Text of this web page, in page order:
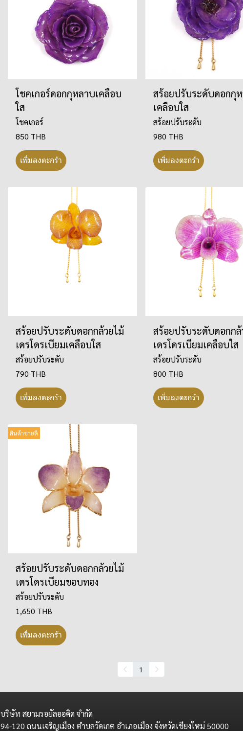
โชคเกอร์ดอกกุหลาบเคลือบ
ใส
โชคเกอร์
850 THB
เพิ่มลงตะกร้า
สร้อยปรับระดับดอกกุ
เคลือบใส
สร้อยปรับระดับ
980 THB
เพิ่มลงตะกร้า
สร้อยปรับระดับดอกกล้วยไม้
เดรโดรเบียมเคลือบใส
สร้อยปรับระดับ
790 THB
เพิ่มลงตะกร้า
สร้อยปรับระดับดอกกล้
เดรโดรเบียมเคลือบใส
สร้อยปรับระดับ
800 THB
เพิ่มลงตะกร้า
สินค้าขายดี
สร้อยปรับระดับดอกกล้วยไม้
เดรโดรเบียมขอบทอง
สร้อยปรับระดับ
1,650 THB
เพิ่มลงตะกร้า
1
บริษัท สยามรอยัลออคิด จำกัด
94-120 ถนนเจริญเมือง ตำบลวัดเกต อำเภอเมือง จังหวัดเชียงใหม่ 50000